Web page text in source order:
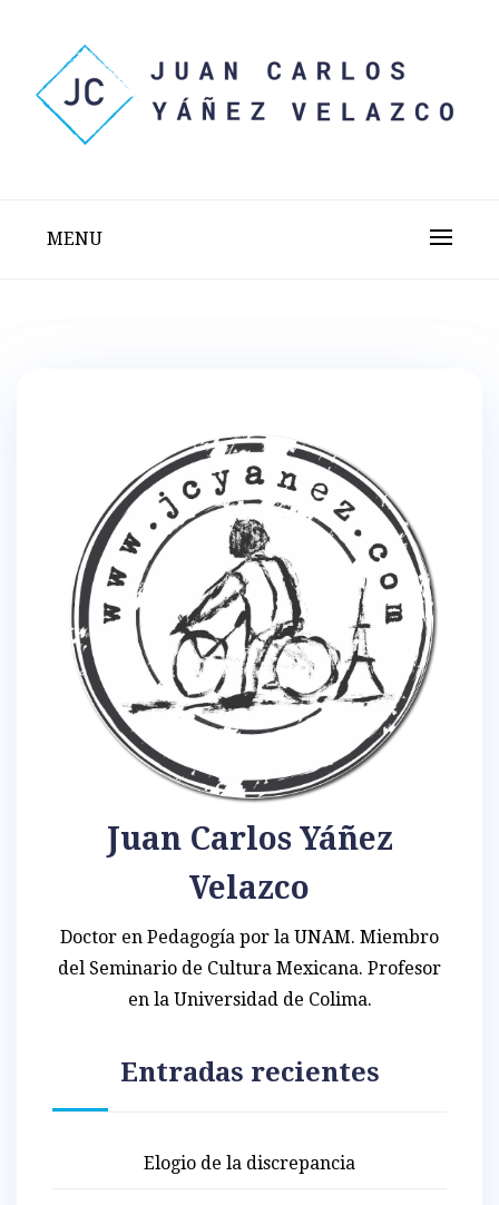
content
MENU
Juan Carlos Yáñez
Velazco
Doctor en Pedagogía por la UNAM. Miembro
del Seminario de Cultura Mexicana. Profesor
en la Universidad de Colima.
Entradas recientes
Elogio de la discrepancia